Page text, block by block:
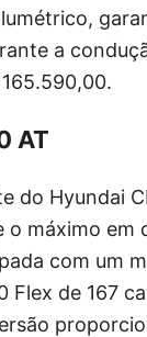
a
AT
do Hyundai
o máximo em
com um
Flex de 167